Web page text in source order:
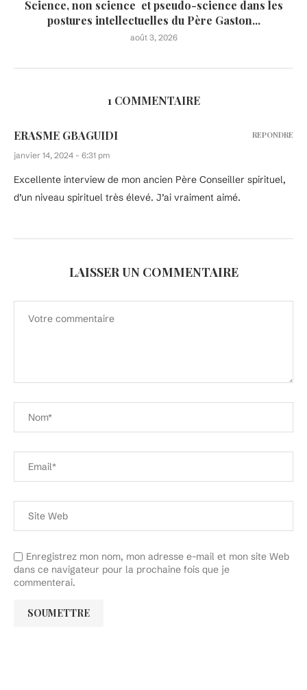
Science, non science et pseudo-science dans les
postures intellectuelles du Père Gaston...
août 3, 2026
1 COMMENTAIRE
ERASME GBAGUIDI
janvier 14, 2024 - 6:31 pm
Excellente interview de mon ancien Père Conseiller spirituel,
d’un niveau spirituel très élevé. J’ai vraiment aimé.
REPONDRE
LAISSER UN COMMENTAIRE
Enregistrez mon nom, mon adresse e-mail et mon site Web
dans ce navigateur pour la prochaine fois que je
commenterai.